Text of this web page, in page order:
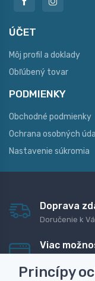
ÚČET
Môj profil a doklady
Obľúbený tovar
PODMIENKY
Obchodné podmienky
Ochrana osobných
Nastavenie súkromia
Doprava
Doručenie k
Viac
dobierku
Princípy